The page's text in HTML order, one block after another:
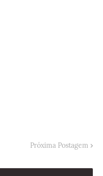
Próxima Postagem